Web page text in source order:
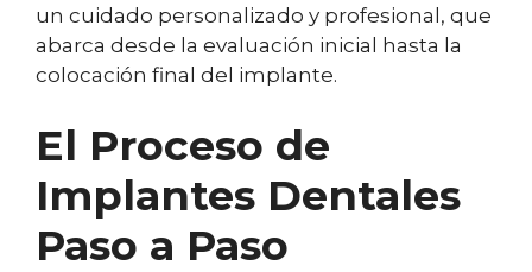
un cuidado personalizado y profesional, que
abarca desde la evaluación inicial hasta la
colocación final del implante.
El Proceso de
Implantes Dentales
Paso a Paso